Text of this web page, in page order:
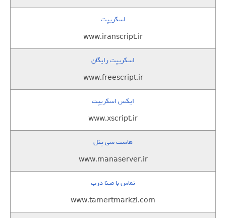
اسکریپت
www.iranscript.ir
اسکریپت رایگان
www.freescript.ir
ایکس اسکریپت
www.xscript.ir
هاست سی پنل
www.manaserver.ir
تماس با مینا درب
www.tamertmarkzi.com